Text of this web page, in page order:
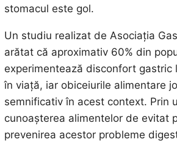
stomacul este gol.
Un studiu realizat de Asociația
arătat că aproximativ 60% din
experimentează disconfort gastric
în viață, iar obiceiurile alimentare
semnificativ în acest context. Prin
cunoașterea alimentelor de evitat
prevenirea acestor probleme